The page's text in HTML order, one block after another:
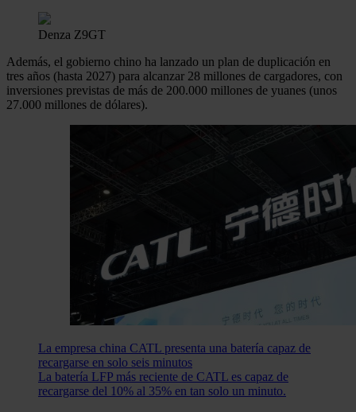
Denza Z9GT
Además, el gobierno chino ha lanzado un plan de duplicación en
tres años (hasta 2027) para alcanzar 28 millones de cargadores, con
inversiones previstas de más de 200.000 millones de yuanes (unos
27.000 millones de dólares).
La empresa china CATL presenta una batería capaz de
recargarse en solo seis minutos
La batería LFP más reciente de CATL es capaz de
recargarse del 10% al 35% en tan solo un minuto.